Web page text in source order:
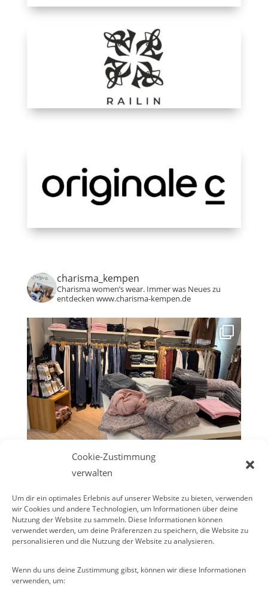
Cookie-Zustimmung
verwalten
Um dir ein optimales Erlebnis auf unserer Website zu bieten, verwenden
wir Cookies und andere Technologien, um Informationen über deine
Nutzung der Website zu sammeln. Diese Informationen können
verwendet werden, um deine Präferenzen zu speichern, die Website zu
personalisieren und die Nutzung der Website zu analysieren.
Wenn du uns deine Zustimmung gibst, können wir diese Informationen
verwenden, um:
charisma_kempen
Charisma women’s wear. Immer was Neues zu
entdecken www.charisma-kempen.de